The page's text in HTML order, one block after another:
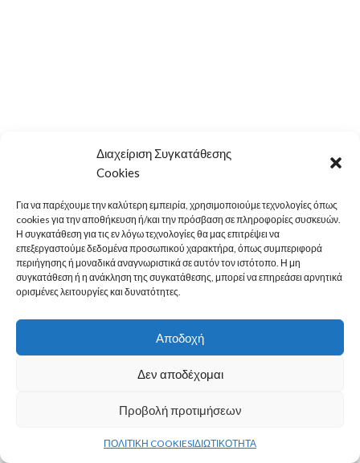
Διαχείριση Συγκατάθεσης
Cookies
Για να παρέχουμε την καλύτερη εμπειρία, χρησιμοποιούμε τεχνολογίες όπως
cookies για την αποθήκευση ή/και την πρόσβαση σε πληροφορίες συσκευών.
Η συγκατάθεση για τις εν λόγω τεχνολογίες θα μας επιτρέψει να
επεξεργαστούμε δεδομένα προσωπικού χαρακτήρα, όπως συμπεριφορά
περιήγησης ή μοναδικά αναγνωριστικά σε αυτόν τον ιστότοπο. Η μη
συγκατάθεση ή η ανάκληση της συγκατάθεσης, μπορεί να επηρεάσει αρνητικά
ορισμένες λειτουργίες και δυνατότητες.
Αποδοχή
Δεν αποδέχομαι
Προβολή προτιμήσεων
ΠΟΛΙΤΙΚΗ COOKIESΙΔΙΩΤΙΚΟΤΗΤΑ
ΚΑΤΗΓΟΡΙΕΣ
ΕΠΙΚΟΙΝΩΝΙΑ